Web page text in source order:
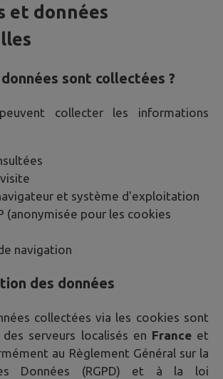
et données
sont collectées ?
collecter les informations
et système d'exploitation
(anonymisée pour les cookies
navigation
des données
collectées via les cookies sont
des serveurs localisés en Franceet
au Règlement Général sur la
Données (RGPD) et à la loi